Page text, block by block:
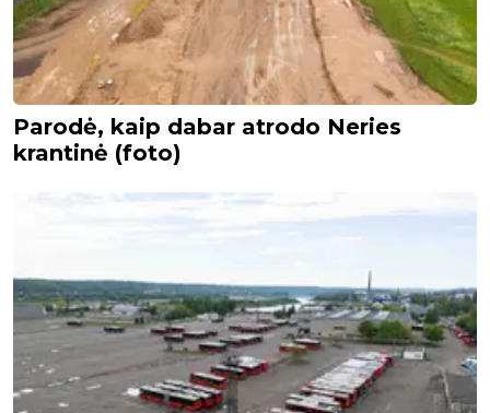
Parodė, kaip dabar atrodo Neries
krantinė (foto)